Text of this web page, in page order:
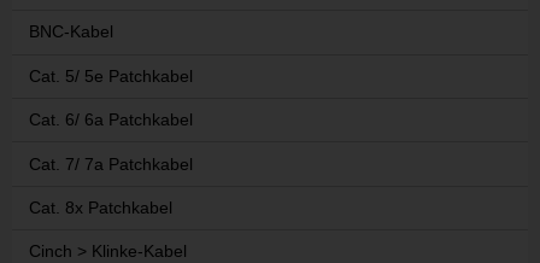
BNC-Kabel
Cat. 5/ 5e Patchkabel
Cat. 6/ 6a Patchkabel
Cat. 7/ 7a Patchkabel
Cat. 8x Patchkabel
Cinch > Klinke-Kabel